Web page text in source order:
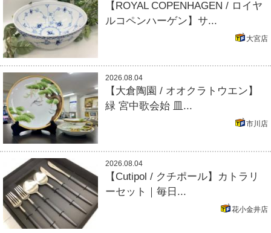
【ROYAL COPENHAGEN / ロイヤ
ルコペンハーゲン】サ...
大宮店
2026.08.04
【大倉陶園 / オオクラトウエン】
緑 宮中歌会始 皿...
市川店
2026.08.04
【Cutipol / クチポール】カトラリ
ーセット｜毎日...
花小金井店